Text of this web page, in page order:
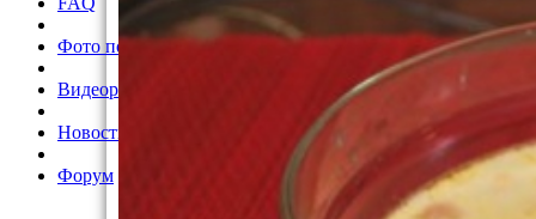
Фото похудевших
Видеорецепты
Новости
Форум